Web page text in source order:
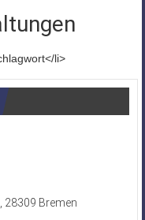
li>
28309 Bremen